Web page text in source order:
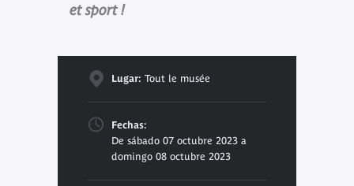
et sport !
Lugar: Tout le musée
Fechas:
De sábado 07 octubre 2023 a
domingo 08 octubre 2023